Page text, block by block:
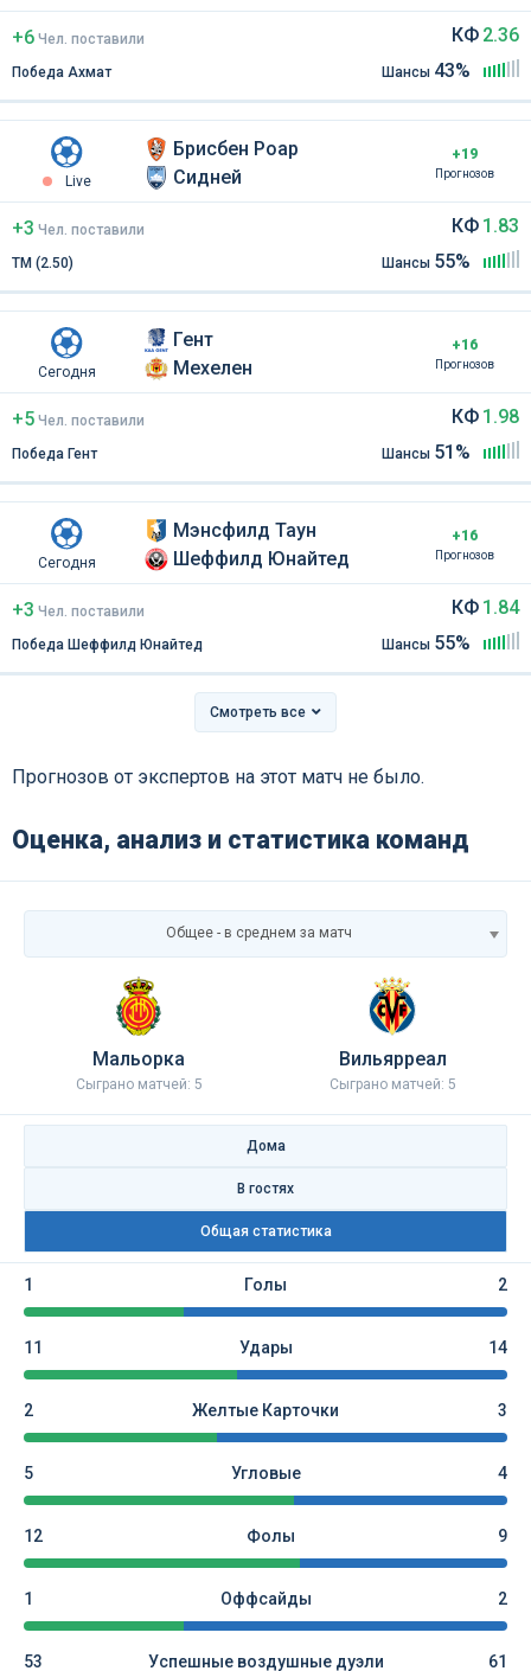
+6 Чел поставили
Победа Ахмат
КФ 2.36
Шансы 43%
Live
Брисбен Роар
Сидней
+19
Прогнозов
+3 Чел поставили
ТМ (2.50)
КФ 1.83
Шансы 55%
Сегодня
Гент
Мехелен
+16
Прогнозов
+5 Чел поставили
Победа Гент
КФ 1.98
Шансы 51%
Сегодня
Мэнсфилд Таун
Шеффилд Юнайтед
+16
Прогнозов
+3 Чел поставили
Победа Шеффилд Юнайтед
КФ 1.84
Шансы 55%
Смотреть все
Прогнозов от экспертов на этот матч не было.
Оценка, анализ и статистика команд
Мальорка
Сыграно матчей: 5
Общее - в среднем за матч
Вильярреал
Сыграно матчей: 5
Дома
В гостях
Общая статистика
1 Голы 2
11 Удары 14
2 Желтые Карточки 3
5 Угловые 4
12 Фолы 9
1 Оффсайды 2
53 Успешные воздушные дуэли 61